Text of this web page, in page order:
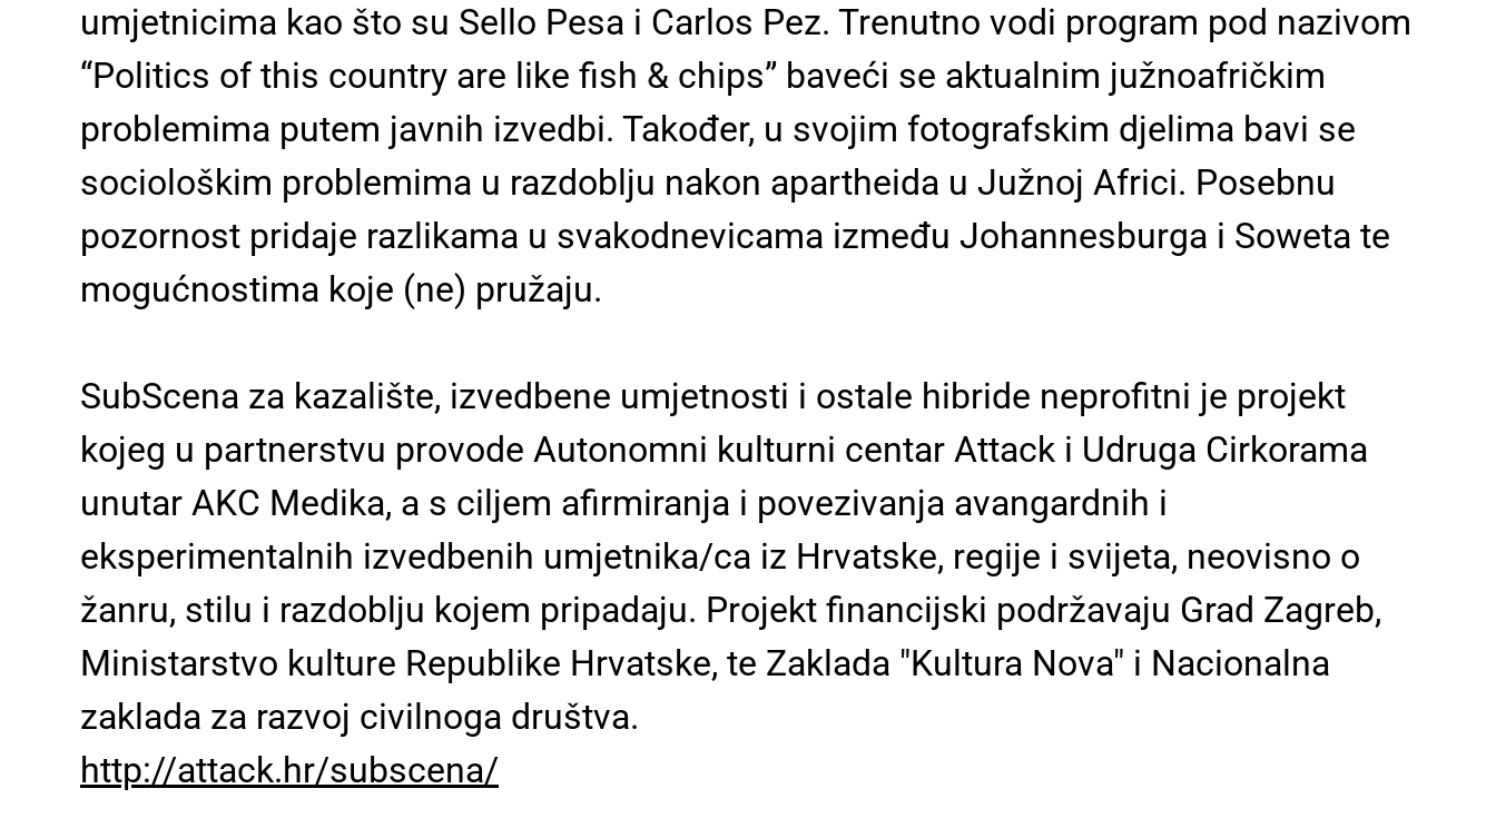
umjetnicima kao što su Sello Pesa i Carlos Pez. Trenutno vodi program pod nazivom
“Politics of this country are like fish & chips” baveći se aktualnim južnoafričkim
problemima putem javnih izvedbi. Također, u svojim fotografskim djelima bavi se
sociološkim problemima u razdoblju nakon apartheida u Južnoj Africi. Posebnu
pozornost pridaje razlikama u svakodnevicama između Johannesburga i Soweta te
mogućnostima koje (ne) pružaju.
SubScena za kazalište, izvedbene umjetnosti i ostale hibride neprofitni je projekt
kojeg u partnerstvu provode Autonomni kulturni centar Attack i Udruga Cirkorama
unutar AKC Medika, a s ciljem afirmiranja i povezivanja avangardnih i
eksperimentalnih izvedbenih umjetnika/ca iz Hrvatske, regije i svijeta, neovisno o
žanru, stilu i razdoblju kojem pripadaju. Projekt financijski podržavaju Grad Zagreb,
Ministarstvo kulture Republike Hrvatske, te Zaklada "Kultura Nova" i Nacionalna
zaklada za razvoj civilnoga društva.
http://attack.hr/subscena/